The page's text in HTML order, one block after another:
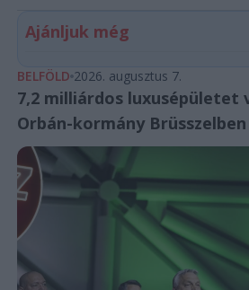
Ajánljuk még
BELFÖLD 2026. augusztus 7.
7,2 milliárdos luxusépületet
Orbán-kormány Brüsszelben